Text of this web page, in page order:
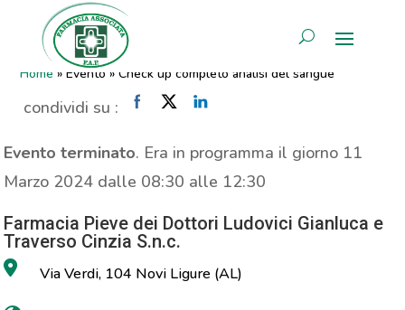
AREA RISERVATA
Check up completo analisi del
sangue
Home »Evento »Check up completo analisi del sangue
condividi su :
Evento terminato. Era in programma il giorno 11
Marzo 2024 dalle 08:30 alle 12:30
Farmacia Pieve dei Dottori Ludovici Gianluca e
Traverso Cinzia S.n.c.
Via Verdi, 104 Novi Ligure (AL)